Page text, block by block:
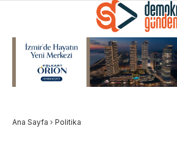
Ana Sayfa › Politika